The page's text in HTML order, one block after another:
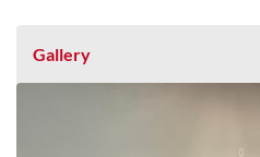
Gallery